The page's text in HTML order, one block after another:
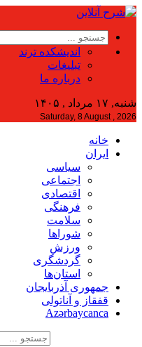
اندیشکده ترند
تبلیغات
درباره ما
شنبه, ۱۷ مرداد , ۱۴۰۵
Saturday, 8 August , 2026
خانه
ایران
سیاسی
اجتماعی
اقتصادی
فرهنگی
سلامت
شوراها
ورزش
گردشگری
استان‌ها
جمهوری آذربایجان
قفقاز و آناتولی
Azərbaycanca